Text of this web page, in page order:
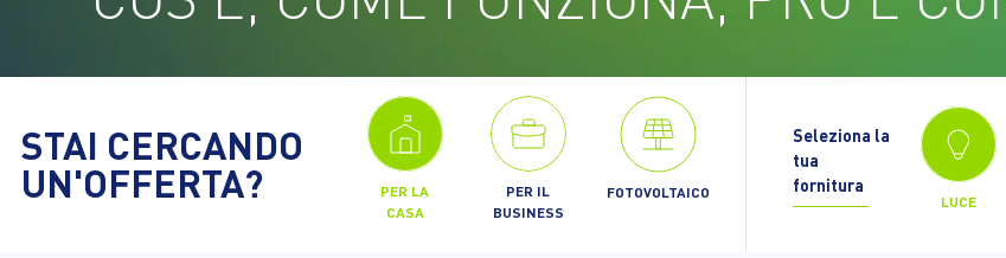
STAI CERCANDO
UN'OFFERTA?
PER LA
CASA
PER IL
BUSINESS
FOTOVOLTAICO
Seleziona la
tua
fornitura
LUCE